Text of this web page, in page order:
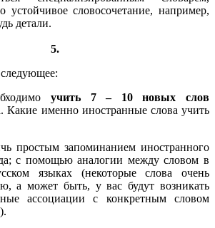
устойчивое словосочетание, например,
детали.
5.
учить 7 – 10 новых слов
Какие именно иностранные слова учить
простым запоминанием иностранного
с помощью аналогии между словом в
языках (некоторые слова очень
а может быть, у вас будут возникать
ассоциации с конкретным словом